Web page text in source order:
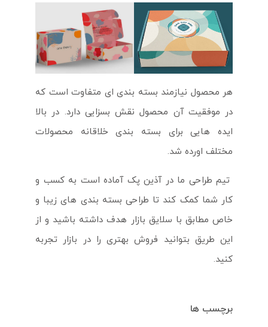
هر محصول نیازمند بسته بندی ای متفاوت است که
در موفقیت آن محصول نقش بسزایی دارد. در بالا
ایده هایی برای بسته بندی خلاقانه محصولات
مختلف اورده شد.
تیم طراحی ما در آذین پک آماده است به کسب و
کار شما کمک کند تا طراحی بسته بندی های زیبا و
خاص مطابق با سلایق بازار هدف داشته باشید و از
این طریق بتوانید فروش بهتری را در بازار تجربه
کنید.
برچسب ها